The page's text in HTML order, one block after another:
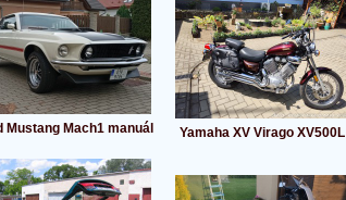
Mustang Mach1 manuál Yamaha XV Virago XV500L